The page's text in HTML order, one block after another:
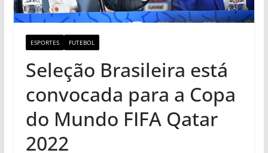
ESPORTES FUTEBOL
Seleção Brasileira está
convocada para a Copa
do Mundo FIFA Qatar
2022